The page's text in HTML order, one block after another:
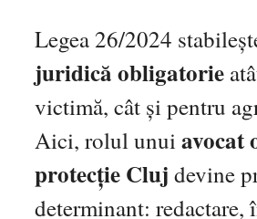
Legea 26/2024
juridică obligatorie
victimă, cât și pentru
Aici, rolul unuiavocat
protecție Cluj devine
determinant: redactare,